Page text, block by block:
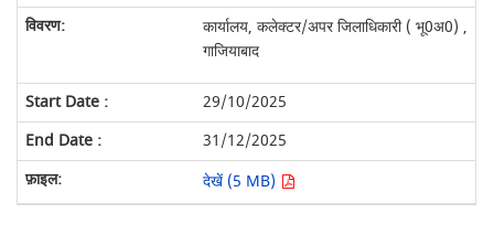
कार्यालय, कलेक्टर/अपर जिलाधिकारी ( भू0अ0) ,
गाजियाबाद
29/10/2025
31/12/2025
देखें (5 MB)